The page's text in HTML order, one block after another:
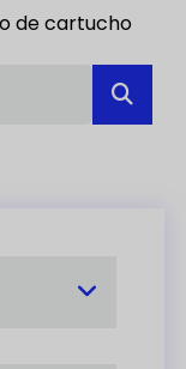
de cartucho